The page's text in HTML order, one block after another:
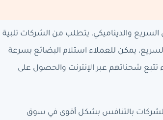
والديناميكي، يتطلب من الشركات تلبية
يمكن للعملاء استلام البضائع بسرعة
تتبع شحناتهم عبر الإنترنت والحصول على
بالتنافس بشكل أقوى في سوق